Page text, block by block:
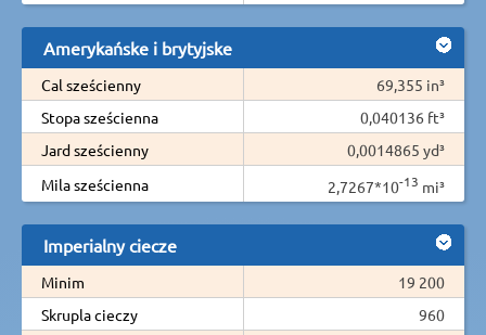
Amerykańske i brytyjske
Cal sześcienny
69,355 in³
Stopa sześcienna
0,040136 ft³
Jard sześcienny
0,0014865 yd³
Mila sześcienna
2,7267*10-13 mi³
Imperialny ciecze
Minim
19 200
Skrupla cieczy
960